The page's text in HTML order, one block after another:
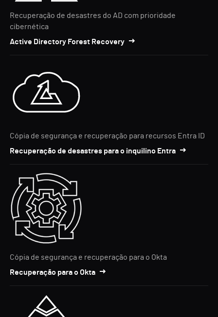
Recuperação de desastres do AD com prioridade
cibernética
Active Directory Forest Recovery
Cópia de segurança e recuperação para recursos Entra ID
Recuperação de desastres para o inquilino Entra
Cópia de segurança e recuperação para o Okta
Recuperação para o Okta